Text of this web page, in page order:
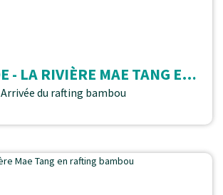
THAÏLANDE - LA RIVIÈRE MAE TANG EN RAFTING BAMBOU
Arrivée du rafting bambou